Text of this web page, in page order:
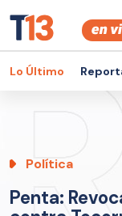
Lo Último
Política
Penta: